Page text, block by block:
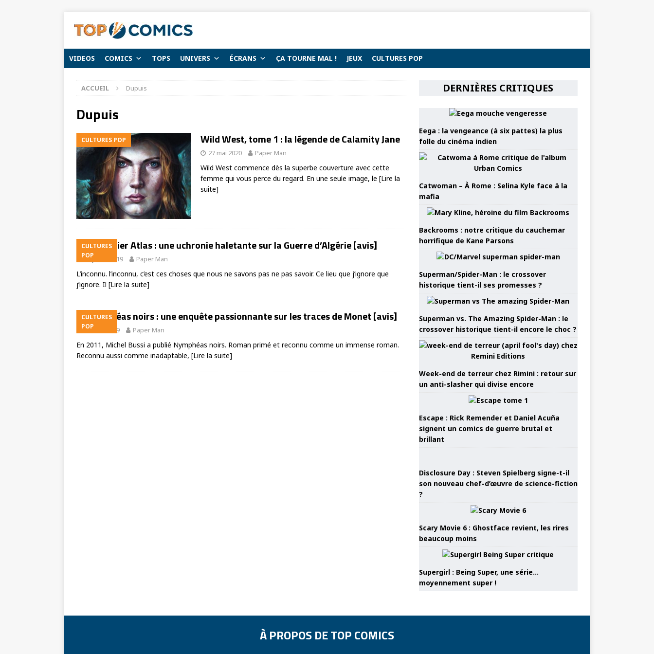
VIDEOS COMICS TOPS UNIVERS ÉCRANS ÇA TOURNE MAL ! JEUX CULTURES POP
ACCUEIL Dupuis
Dupuis
CULTURES POP Wild West, tome 1 : la légende de Calamity Jane
27 mai 2020 Paper Man
Wild West commence dès la superbe couverture avec cette
femme qui vous perce du regard. En une seule image, le [Lire la
suite]
CULTURES
POP
Le Dernier Atlas : une uchronie haletante sur la Guerre d’Algérie [avis]
13 juillet 2019 Paper Man
L’inconnu. l’inconnu, c’est ces choses que nous ne savons pas ne pas savoir. Ce lieu que j’ignore que
j’ignore. Il [Lire la suite]
CULTURES
POP
Nymphéas noirs : une enquête passionnante sur les traces de Monet [avis]
21 avril 2019 Paper Man
En 2011, Michel Bussi a publié Nymphéas noirs. Roman primé et reconnu comme un immense roman.
Reconnu aussi comme inadaptable, [Lire la suite]
DERNIÈRES CRITIQUES
Eega : la vengeance (à six pattes) la plus
folle du cinéma indien
Catwoman – À Rome : Selina Kyle face à la
mafia
Backrooms : notre critique du cauchemar
horrifique de Kane Parsons
Superman/Spider-Man : le crossover
historique tient-il ses promesses ?
Superman vs. The Amazing Spider-Man : le
crossover historique tient-il encore le choc ?
Week-end de terreur chez Rimini : retour sur
un anti-slasher qui divise encore
Escape : Rick Remender et Daniel Acuña
signent un comics de guerre brutal et
brillant
Disclosure Day : Steven Spielberg signe-t-il
son nouveau chef-d’œuvre de science-fiction
?
Scary Movie 6 : Ghostface revient, les rires
beaucoup moins
Supergirl : Being Super, une série…
moyennement super !
À PROPOS DE TOP COMICS